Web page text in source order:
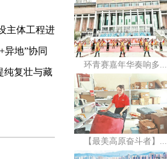
主体工程进
异地”协同
纯复壮与藏
环青赛嘉年华奏响多...
【最美高原奋斗者】...